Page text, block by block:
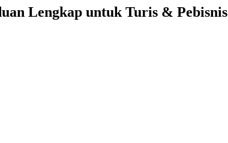
Lengkap untuk Turis & Pebisnis